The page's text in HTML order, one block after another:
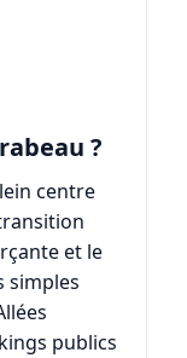
?
centre
et le
simples
publics